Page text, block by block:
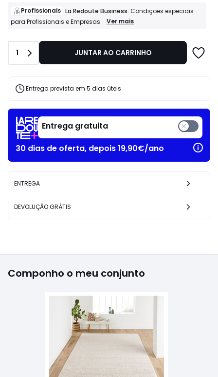
71.40
€
vez
de
aplicado.
Profissionais La Redoute Business: Condições especiais
para Profissionais e Empresas.
Profissionais
Condições
e
Ver mais
Quantidade
1 JUNTAR AO CARRINHO
Entrega prevista em 5 dias úteis
Entrega gratuita
30 dias de oferta, depois 19,90€/ano
ENTREGA
DEVOLUÇÃO GRÁTIS
Componho o meu conjunto